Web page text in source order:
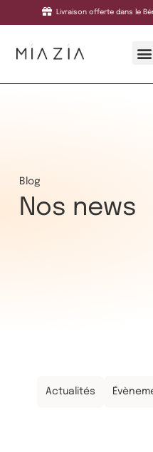
Livraison offerte dans le
Blog
Nos news
Actualités